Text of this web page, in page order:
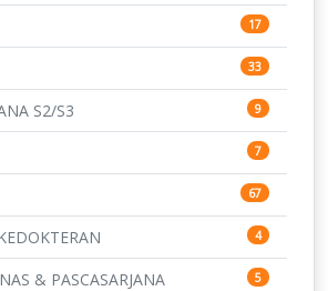
17
33
S2/S3 9
7
67
4
& PASCASARJANA 5